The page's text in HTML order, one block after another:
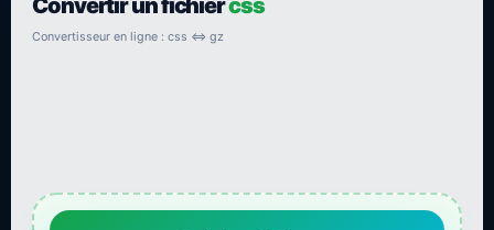
Convertir un fichiercss
Convertisseur en ligne : css ⇔ gz